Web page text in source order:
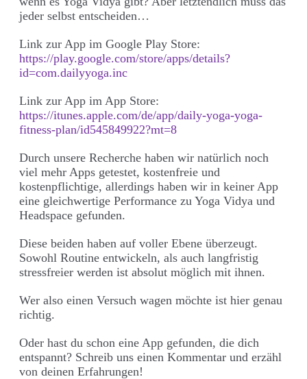
jeder selbst entscheiden…
Link zur App im Google Play Store:
https://play.google.com/store/apps/details?
id=com.dailyyoga.inc
Link zur App im App Store:
https://itunes.apple.com/de/app/daily-yoga-yoga-
fitness-plan/id545849922?mt=8
Durch unsere Recherche haben wir natürlich noch
viel mehr Apps getestet, kostenfreie und
kostenpflichtige, allerdings haben wir in keiner App
eine gleichwertige Performance zu Yoga Vidya und
Headspace gefunden.
Diese beiden haben auf voller Ebene überzeugt.
Sowohl Routine entwickeln, als auch langfristig
stressfreier werden ist absolut möglich mit ihnen.
Wer also einen Versuch wagen möchte ist hier genau
richtig.
Oder hast du schon eine App gefunden, die dich
entspannt? Schreib uns einen Kommentar und erzähl
von deinen Erfahrungen!